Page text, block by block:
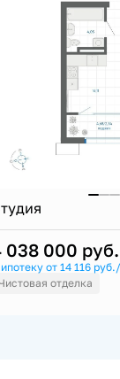
038 000 руб.
от 14 116
отделка